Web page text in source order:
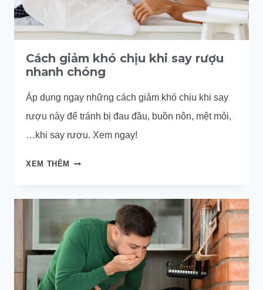
Cách giảm khó chịu khi say rượu
nhanh chóng
Áp dụng ngay những cách giảm khó chịu khi say
rượu này để tránh bị đau đầu, buồn nôn, mệt mỏi,
…khi say rượu. Xem ngay!
XEM THÊM
CÁCH
KHI
SAY
RƯỢU
NHANH
CHÓNG